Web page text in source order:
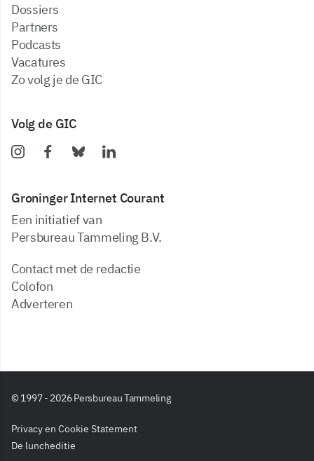
dossiers
partners
podcasts
vacatures
zo volg je de GIC
Volg de GIC
Groninger Internet Courant
Een initiatief van
Persbureau Tammeling B.V.
Contact met de redactie
Colofon
Adverteren
© 1997 - 2026 Persbureau Tammeling
Privacy en Cookie Statement
De luncheditie